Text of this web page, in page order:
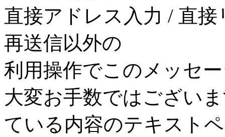
直接アドレス入力 / 直
再送信以外の
利用操作でこのメッセ
大変お手数ではござい
ている内容のテキスト